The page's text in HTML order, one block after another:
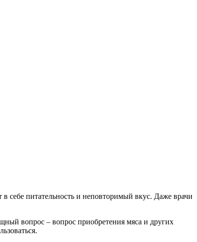
себе питательность и неповторимый вкус. Даже врачи
вопрос – вопрос приобретения мяса и других